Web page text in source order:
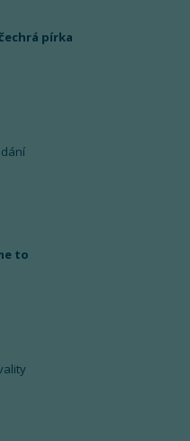
pírka
to